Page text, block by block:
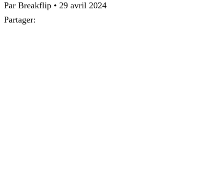
Par Breakflip • 29 avril 2024
Partager: